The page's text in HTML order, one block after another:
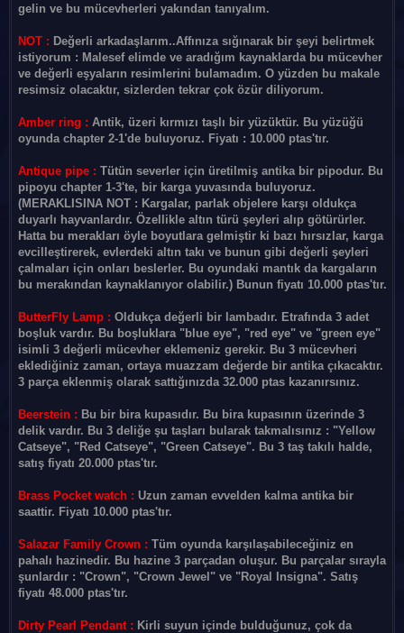
gelin ve bu mücevherleri yakından tanıyalım.
NOT : Değerli arkadaşlarım..Affınıza sığınarak bir şeyi belirtmek
istiyorum : Malesef elimde ve aradığım kaynaklarda bu mücevher
ve değerli eşyaların resimlerini bulamadım. O yüzden bu makale
resimsiz olacaktır, sizlerden tekrar çok özür diliyorum.
Amber ring : Antik, üzeri kırmızı taşlı bir yüzüktür. Bu yüzüğü
oyunda chapter 2-1'de buluyoruz. Fiyatı : 10.000 ptas'tır.
Antique pipe : Tütün severler için üretilmiş antika bir pipodur. Bu
pipoyu chapter 1-3'te, bir karga yuvasında buluyoruz.
(MERAKLISINA NOT : Kargalar, parlak objelere karşı oldukça
duyarlı hayvanlardır. Özellikle altın türü şeyleri alıp götürürler.
Hatta bu merakları öyle boyutlara gelmiştir ki bazı hırsızlar, karga
evcilleştirerek, evlerdeki altın takı ve bunun gibi değerli şeyleri
çalmaları için onları beslerler. Bu oyundaki mantık da kargaların
bu merakından kaynaklanıyor olabilir.) Bunun fiyatı 10.000 ptas'tır.
ButterFly Lamp : Oldukça değerli bir lambadır. Etrafında 3 adet
boşluk vardır. Bu boşluklara "blue eye", "red eye" ve "green eye"
isimli 3 değerli mücevher eklemeniz gerekir. Bu 3 mücevheri
eklediğiniz zaman, ortaya muazzam değerde bir antika çıkacaktır.
3 parça eklenmiş olarak sattığınızda 32.000 ptas kazanırsınız.
Beerstein : Bu bir bira kupasıdır. Bu bira kupasının üzerinde 3
delik vardır. Bu 3 deliğe şu taşları bularak takmalısınız : "Yellow
Catseye", "Red Catseye", "Green Catseye". Bu 3 taş takılı halde,
satış fiyatı 20.000 ptas'tır.
Brass Pocket watch : Uzun zaman evvelden kalma antika bir
saattir. Fiyatı 10.000 ptas'tır.
Salazar Family Crown : Tüm oyunda karşılaşabileceğiniz en
pahalı hazinedir. Bu hazine 3 parçadan oluşur. Bu parçalar sırayla
şunlardır : "Crown", "Crown Jewel" ve "Royal Insigna". Satış
fiyatı 48.000 ptas'tır.
Dirty Pearl Pendant : Kirli suyun içinde bulduğunuz, çok da